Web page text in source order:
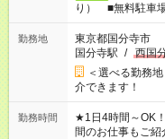
り） ■無料駐車
勤務地
東京都国分寺市
国分寺駅 / 西国
＜選べる勤務
介できます！
勤務時間
★1日4時間～OK
間のお仕事もご